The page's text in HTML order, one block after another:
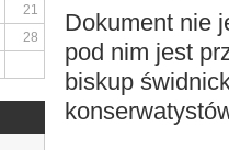
Dokument nie
pod nim jest
biskup
21
28